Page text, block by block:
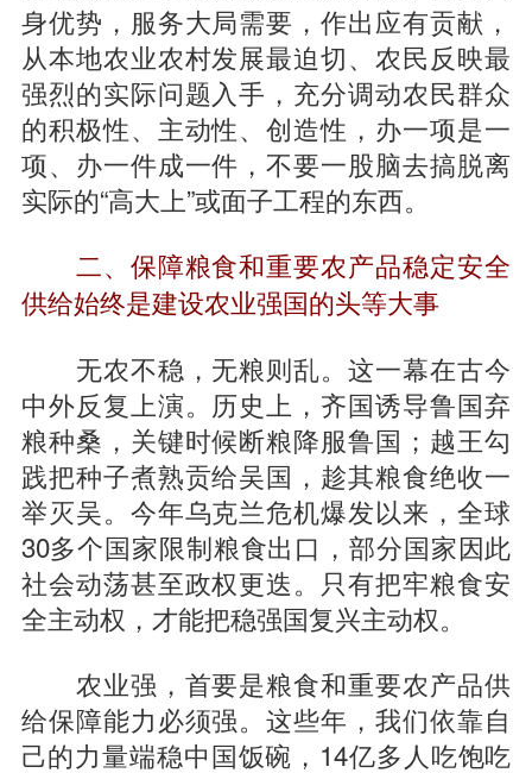
身优势，服务大局需要，作出应有贡献，
从本地农业农村发展最迫切、农民反映最
强烈的实际问题入手，充分调动农民群众
的积极性、主动性、创造性，办一项是一
项、办一件成一件，不要一股脑去搞脱离
实际的“高大上”或面子工程的东西。
二、保障粮食和重要农产品稳定安全
供给始终是建设农业强国的头等大事
无农不稳，无粮则乱。这一幕在古今
中外反复上演。历史上，齐国诱导鲁国弃
粮种桑，关键时候断粮降服鲁国；越王勾
践把种子煮熟贡给吴国，趁其粮食绝收一
举灭吴。今年乌克兰危机爆发以来，全球
30多个国家限制粮食出口，部分国家因此
社会动荡甚至政权更迭。只有把牢粮食安
全主动权，才能把稳强国复兴主动权。
农业强，首要是粮食和重要农产品供
给保障能力必须强。这些年，我们依靠自
己的力量端稳中国饭碗，14亿多人吃饱吃